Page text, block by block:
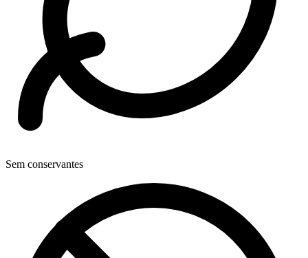
Sem conservantes